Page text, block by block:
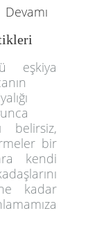
Devamı
eşkiya
belirsiz,
bir
kendi
kadar